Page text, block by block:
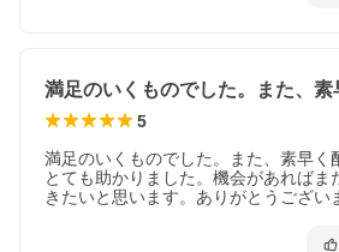
5
満足のいくものでした。また、素早く
とても助かりました。機会があればま
きたいと思います。ありがとうござい